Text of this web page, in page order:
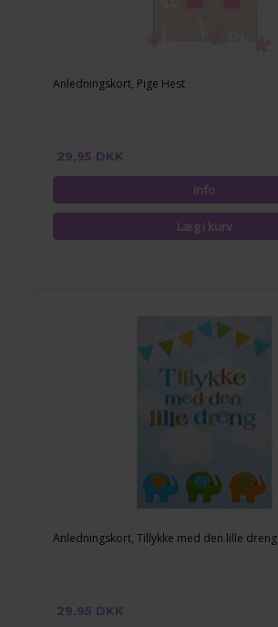
Anledningskort, Pige Hest
29,95 DKK
Anledningskort, Tillykke med den lille dreng
29,95 DKK